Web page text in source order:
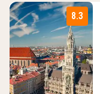
8.3